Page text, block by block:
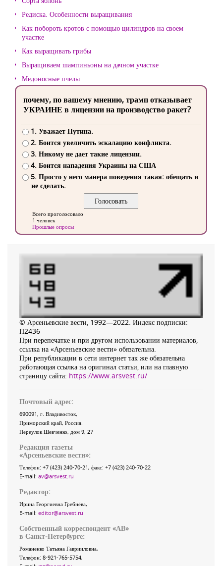
Редиска. Особенности выращивания
Как побороть кротов с помощью цилиндров на своем
участке
Как выращивать грибы
Выращиваем шампиньоны на дачном участке
Медоносные пчелы
почему, по вашему мнению, трамп отказывает
УКРАИНЕ в лицензии на производство ракет?
1. Уважает Путина.
2. Боится увеличить эскалацию конфликта.
3. Никому не дает такие лицензии.
4. Боится нападения Украины на США
5. Просто у него манера поведения такая: обещать и
не сделать.
Всего проголосовало
1 человек
Прошлые опросы
© Арсеньевские вести, 1992—2022. Индекс подписки:
П2436
При перепечатке и при другом использовании материалов,
ссылка на «Арсеньевские вести» обязательна.
При републикации в сети интернет так же обязательна
работающая ссылка на оригинал статьи, или на главную
страницу сайта: https://www.arsvest.ru/
Почтовый адрес:
690091, г. Владивосток,
Приморский край, Россия.
Переулок Шевченко, дом 9, 27
Редакция газеты
«Арсеньевские вести»:
Телефон: +7 (423) 240-70-21, факс: +7 (423) 240-70-22
E-mail: av@arsvest.ru
Редактор:
Ирина Георгиевна Гребнёва,
E-mail: editor@arsvest.ru
Собственный корреспондент «АВ»
в Санкт-Петербурге:
Романенко Татьяна Гаврииловна,
Телефон: 8-921-765-5754,